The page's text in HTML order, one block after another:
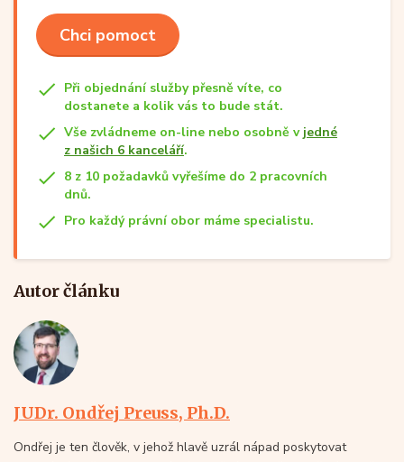
Chci pomoct
Při objednání služby přesně víte, co
dostanete a kolik vás to bude stát.
Vše zvládneme on-line nebo osobně v jedné
z našich 6 kanceláří.
8 z 10 požadavků vyřešíme do 2 pracovních
dnů.
Pro každý právní obor máme specialistu.
Autor článku
JUDr. Ondřej Preuss, Ph.D.
Ondřej je ten člověk, v jehož hlavě uzrál nápad poskytovat